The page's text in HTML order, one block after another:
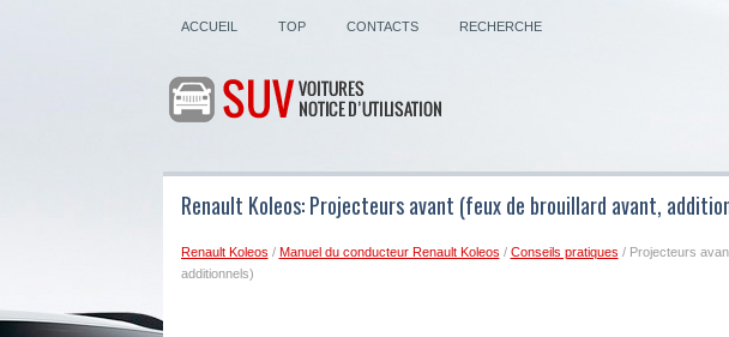
ACCUEIL TOP CONTACTS RECHERCHE
Renault Koleos: Projecteurs avant (feux de brouillard avant,
Renault Koleos / Manuel du conducteur Renault Koleos / Conseils pratiques / Projecteurs
additionnels)